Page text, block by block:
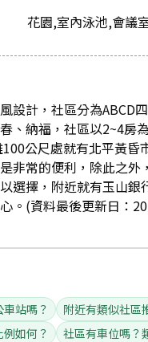
花園,室內泳池,會議
設計，社區分為ABCD
、納福，社區以2~4房
公尺處就有北平黃昏
非常的便利，除此之外
選擇，附近就有玉山銀
。(資料最後更新日：
站嗎？
附近有類似社區
如何？
社區有車位嗎？